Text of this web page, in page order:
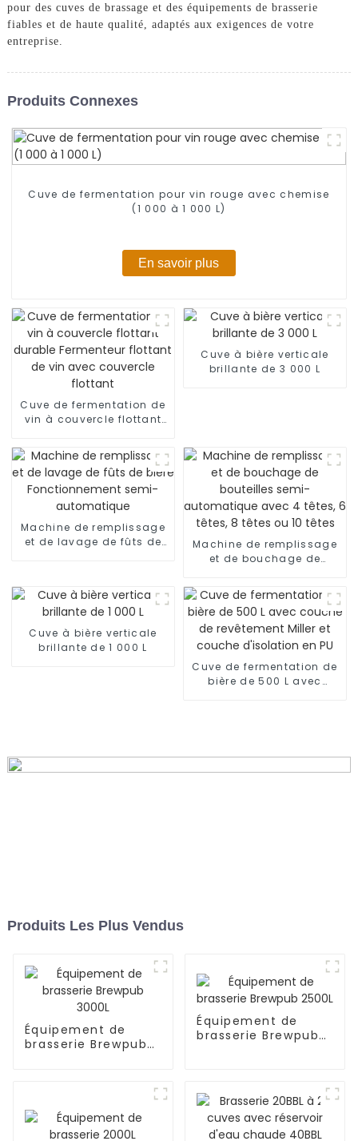
pour des cuves de brassage et des équipements de brasserie
fiables et de haute qualité, adaptés aux exigences de votre
entreprise.
Produits Connexes
Cuve de fermentation pour vin rouge avec chemise
(1 000 à 1 000 L)
En savoir plus
Cuve de fermentation de
vin à couvercle flottant
flottant de vin avec
couvercle flottant
Cuve à bière verticale
brillante de 3 000 L
Machine de remplissage
et de lavage de fûts de
Machine de remplissage
et de bouchage de
automatique avec 4
têtes, 6 têtes, 8 têtes ou
10 têtes
Cuve à bière verticale
brillante de 1 000 L
Cuve de fermentation de
bière de 500 L avec
Produits Les Plus Vendus
Équipement de
brasserie Brewpub
Équipement de
brasserie Brewpub